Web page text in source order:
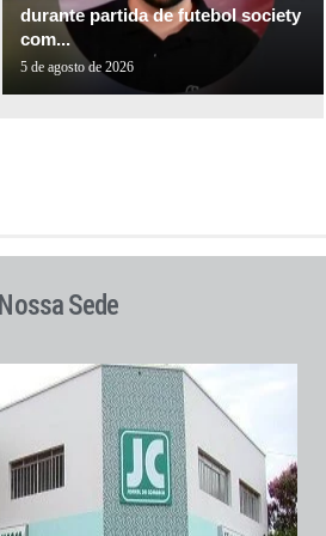
durante partida de futebol society
com...
5 de agosto de 2026
Nossa Sede